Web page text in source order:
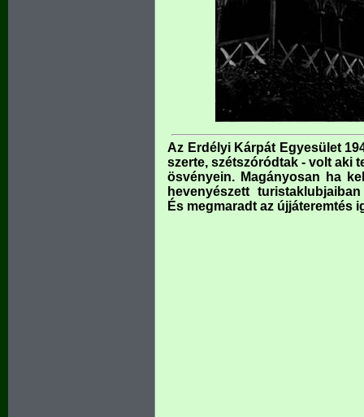
Az Erdélyi Kárpát Egyesület
szerte, szétszóródtak - volt aki
ösvényein. Magányosan ha
hevenyészett turistaklubjaiban
És megmaradt az újjáteremtés